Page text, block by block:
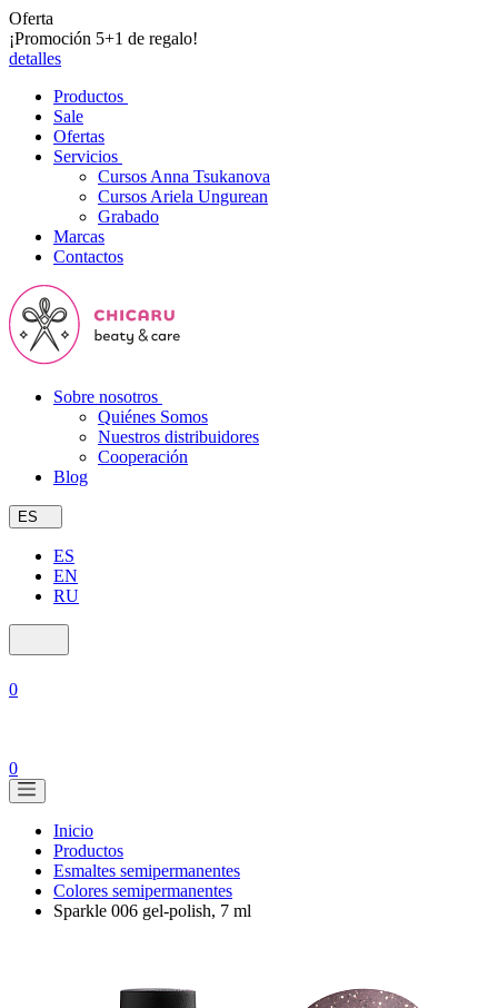
Oferta
¡Promoción 5+1 de regalo!
detalles
Productos
Sale
Ofertas
Servicios
Cursos Anna Tsukanova
Cursos Ariela Ungurean
Grabado
Marcas
Contactos
Sobre nosotros
Quiénes Somos
Nuestros distribuidores
Cooperación
Blog
ES
ES
EN
RU
0
0
Inicio
Productos
Esmaltes semipermanentes
Colores semipermanentes
Sparkle 006 gel-polish, 7 ml